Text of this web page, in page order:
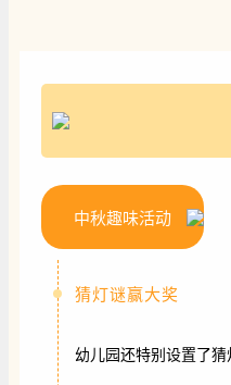
中秋趣味活动
猜灯谜赢大奖
幼儿园还特别设置了